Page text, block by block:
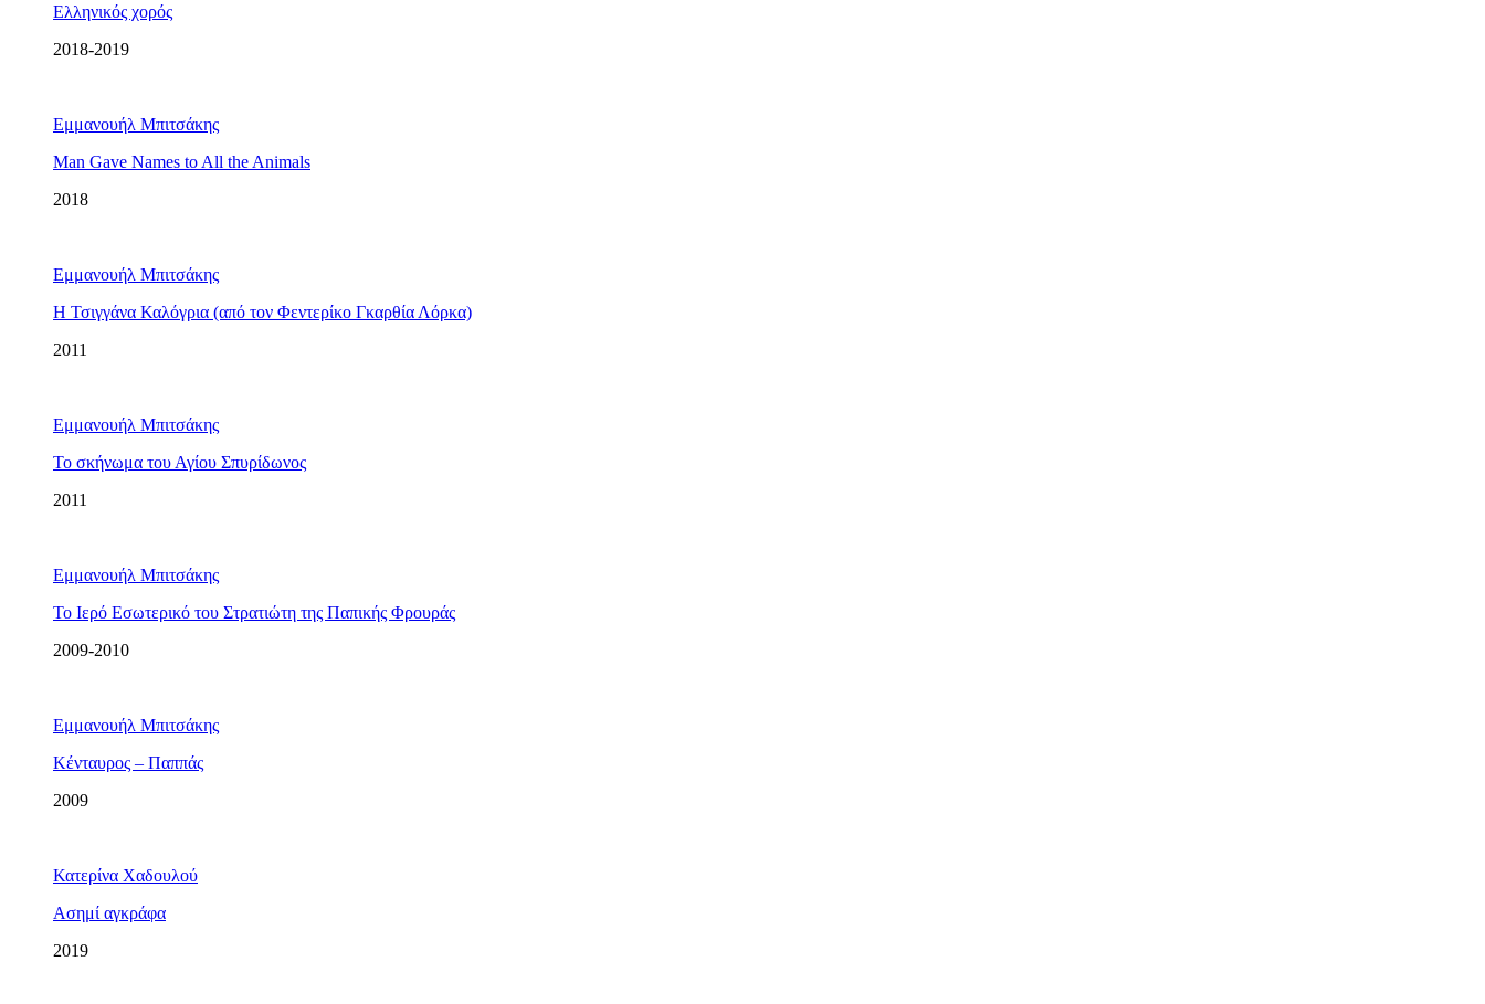
Ελληνικός χορός
2018-2019
Εμμανουήλ Μπιτσάκης
Man Gave Names to All the Animals
2018
Εμμανουήλ Μπιτσάκης
Η Τσιγγάνα Καλόγρια (από τον Φεντερίκο Γκαρθία Λόρκα)
2011
Εμμανουήλ Μπιτσάκης
Το σκήνωμα του Αγίου Σπυρίδωνος
2011
Εμμανουήλ Μπιτσάκης
Το Ιερό Εσωτερικό του Στρατιώτη της Παπικής Φρουράς
2009-2010
Εμμανουήλ Μπιτσάκης
Κένταυρος – Παππάς
2009
Κατερίνα Χαδουλού
Ασημί αγκράφα
2019